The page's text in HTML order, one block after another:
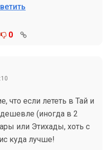
0
что если лететь в Тай и
(иногда в 2
или Этихады, хоть с
куда лучше!